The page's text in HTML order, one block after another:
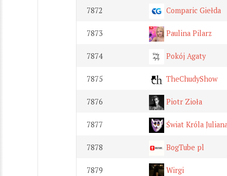
7872 Comparic Giełda
7873 Paulina Pilarz
7874 Pokój Agaty
7875 TheChudyShow
7876 Piotr Zioła
7877 Świat Króla
7878 BogTube pl
7879 Wirgi